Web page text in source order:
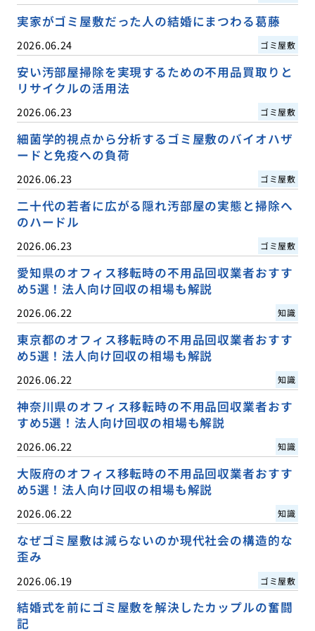
実家がゴミ屋敷だった人の結婚にまつわる葛藤
2026.06.24 ゴミ屋敷
安い汚部屋掃除を実現するための不用品買取りと
リサイクルの活用法
2026.06.23 ゴミ屋敷
細菌学的視点から分析するゴミ屋敷のバイオハザ
ードと免疫への負荷
2026.06.23 ゴミ屋敷
二十代の若者に広がる隠れ汚部屋の実態と掃除へ
のハードル
2026.06.23 ゴミ屋敷
愛知県のオフィス移転時の不用品回収業者おすす
め5選！法人向け回収の相場も解説
2026.06.22 知識
東京都のオフィス移転時の不用品回収業者おすす
め5選！法人向け回収の相場も解説
2026.06.22 知識
神奈川県のオフィス移転時の不用品回収業者おす
すめ5選！法人向け回収の相場も解説
2026.06.22 知識
大阪府のオフィス移転時の不用品回収業者おすす
め5選！法人向け回収の相場も解説
2026.06.22 知識
なぜゴミ屋敷は減らないのか現代社会の構造的な
歪み
2026.06.19 ゴミ屋敷
結婚式を前にゴミ屋敷を解決したカップルの奮闘
記